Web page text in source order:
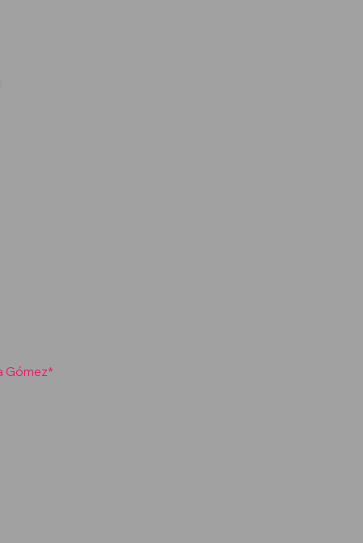
Gómez*